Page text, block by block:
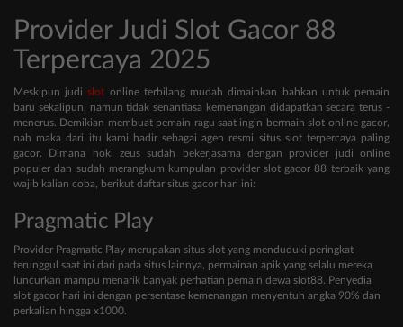
Provider Judi Slot Gacor 88
Terpercaya 2025
Meskipun judislot online terbilang mudah dimainkan bahkan untuk pemain
baru sekalipun, namun tidak senantiasa kemenangan didapatkan secara terus -
menerus. Demikian membuat pemain ragu saat ingin bermain slot online gacor,
nah maka dari itu kami hadir sebagai agen resmi situs slot terpercaya paling
gacor. Dimana hoki zeus sudah bekerjasama dengan provider judi online
populer dan sudah merangkum kumpulan provider slot gacor 88 terbaik yang
wajib kalian coba, berikut daftar situs gacor hari ini:
Pragmatic Play
Provider Pragmatic Play merupakan situs slot yang menduduki peringkat
terunggul saat ini dari pada situs lainnya, permainan apik yang selalu mereka
luncurkan mampu menarik banyak perhatian pemain dewa slot88. Penyedia
slot gacor hari ini dengan persentase kemenangan menyentuh angka 90% dan
perkalian hingga x1000.